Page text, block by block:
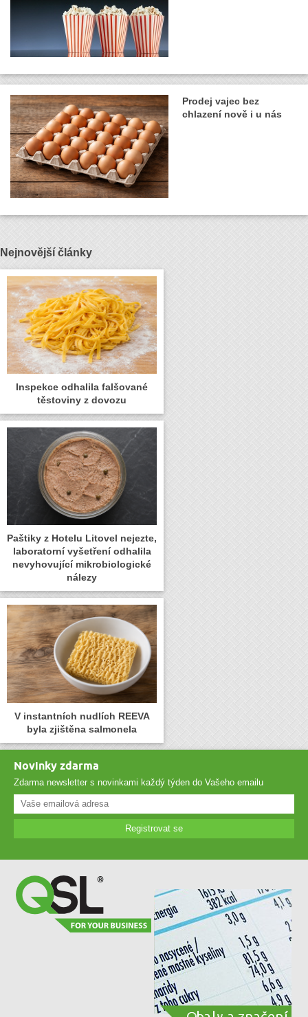
Prodej vajec bez
chlazení nově i u nás
Nejnovější články
Inspekce odhalila falšované
těstoviny z dovozu
Paštiky z Hotelu Litovel nejezte,
laboratorní vyšetření odhalila
nevyhovující mikrobiologické
nálezy
V instantních nudlích REEVA
byla zjištěna salmonela
Novinky zdarma
Zdarma newsletter s novinkami každý týden do Vašeho emailu
Registrovat se